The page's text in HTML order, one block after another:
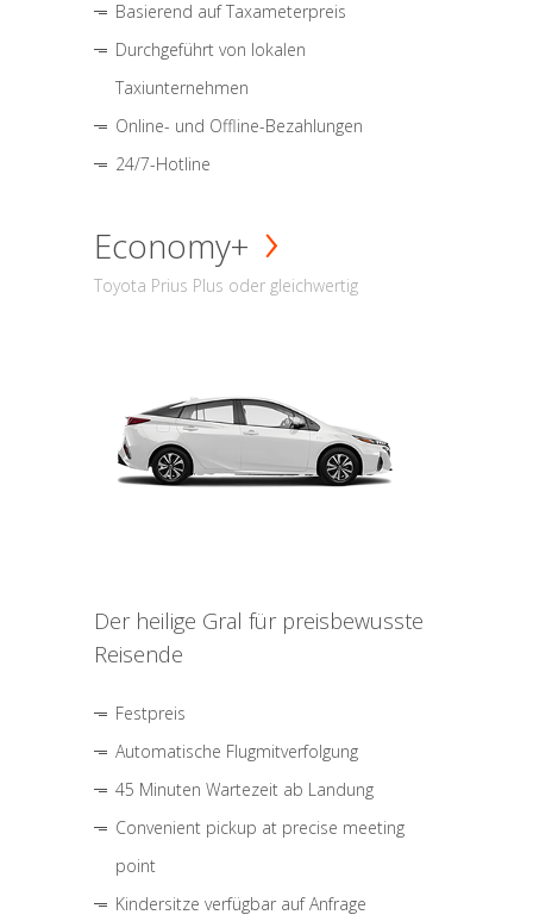
Basierend auf Taxameterpreis
Durchgeführt von lokalen
Taxiunternehmen
Online- und Offline-Bezahlungen
24/7-Hotline
Economy+
Toyota Prius Plus oder gleichwertig
Der heilige Gral für preisbewusste
Reisende
Festpreis
Automatische Flugmitverfolgung
45 Minuten Wartezeit ab Landung
Convenient pickup at precise meeting
point
Kindersitze verfügbar auf Anfrage